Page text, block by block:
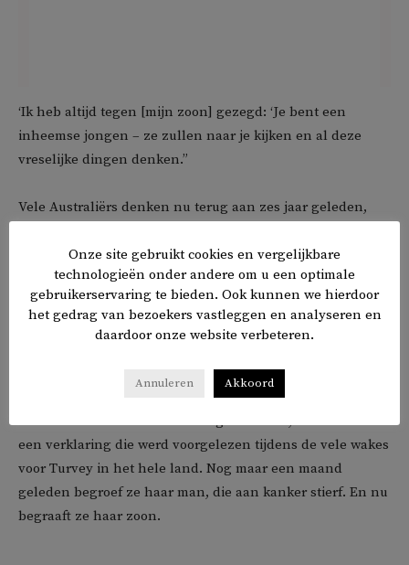
‘Ik heb altijd tegen [mijn zoon] gezegd: ‘Je bent een
inheemse jongen – ze zullen naar je kijken en al deze
vreselijke dingen denken.”
Vele Australiërs denken nu terug aan zes jaar geleden,
jongen Elijah Doughty (14) werd doodgereden. Ook in
1992, 1999 en 2004 overleden Aboriginal-tieners nadat ze
waren achtervolgd. Witte kinderen in Australië gebeurt
zoiets niet.
De moeder van het slachtoffer zegt dat haar zoon ‘het hart
en de ziel’ van zijn gemeenschap was. ‘Er was geen reden
voor iemand om hem niet aardig te vinden’, schreef ze in
een verklaring die werd voorgelezen tijdens de vele wakes
voor Turvey in het hele land. Nog maar een maand
geleden begroef ze haar man, die aan kanker stierf. En nu
begraaft ze haar zoon.
Onze site gebruikt cookies en vergelijkbare
technologieën onder andere om u een optimale
gebruikerservaring te bieden. Ook kunnen we hierdoor
het gedrag van bezoekers vastleggen en analyseren en
daardoor onze website verbeteren.
Annuleren Akkoord